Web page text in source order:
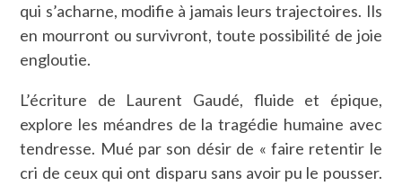
qui s’acharne, modifie à jamais leurs trajectoires. Ils
en mourront ou survivront, toute possibilité de joie
engloutie.
L’écriture de Laurent Gaudé, fluide et épique,
explore les méandres de la tragédie humaine avec
tendresse. Mué par son désir de « faire retentir le
cri de ceux qui ont disparu sans avoir pu le pousser.